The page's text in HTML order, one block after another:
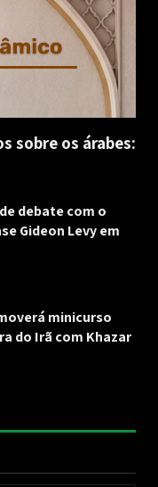
sobre os árabes:
debate com o
Gideon Levy em
minicurso
do Irã com Khazar